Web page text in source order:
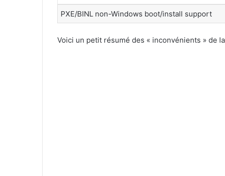
PXE/BINL non-Windows boot/install support
Voici un petit résumé des « inconvénients » de